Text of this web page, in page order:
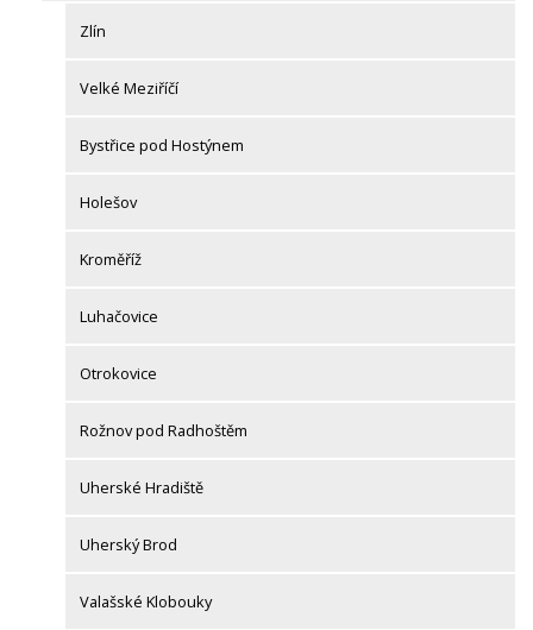
Zlín
Velké Meziříčí
Bystřice pod Hostýnem
Holešov
Kroměříž
Luhačovice
Otrokovice
Rožnov pod Radhoštěm
Uherské Hradiště
Uherský Brod
Valašské Klobouky